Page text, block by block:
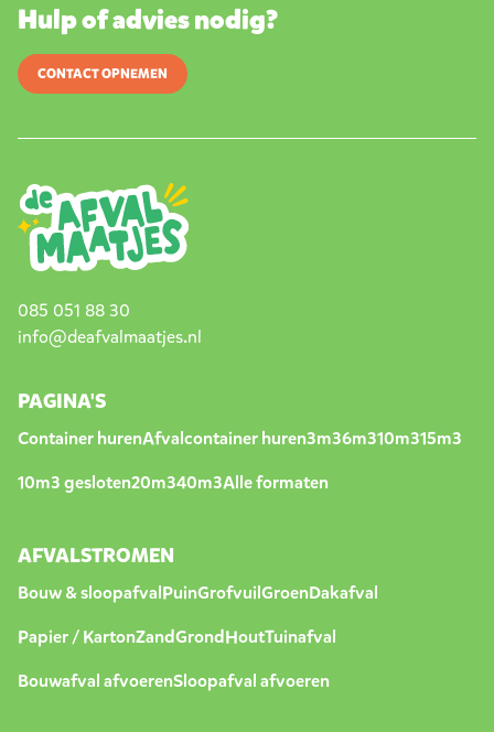
Hulp of advies nodig?
CONTACT OPNEMEN
085 051 88 30
info@deafvalmaatjes.nl
PAGINA'S
Container hurenAfvalcontainer huren3m36m310m315m3
10m3 gesloten20m340m3Alle formaten
AFVALSTROMEN
Bouw & sloopafvalPuinGrofvuilGroenDakafval
Papier / KartonZandGrondHoutTuinafval
Bouwafval afvoerenSloopafval afvoeren